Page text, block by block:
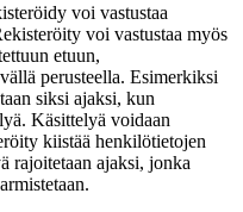
voi vastustaa
voi vastustaa myös
etuun,
perusteella. Esimerkiksi
siksi ajaksi, kun
Käsittelyä voidaan
kiistää henkilötietojen
rajoitetaan ajaksi, jonka